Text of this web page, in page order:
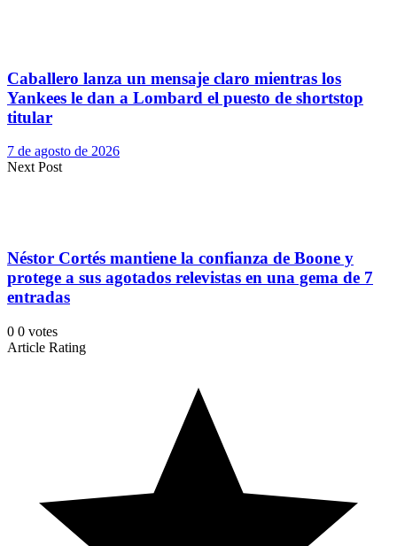
Caballero lanza un mensaje claro mientras los
Yankees le dan a Lombard el puesto de shortstop
titular
7 de agosto de 2026
Next Post
Néstor Cortés mantiene la confianza de Boone y
protege a sus agotados relevistas en una gema de 7
entradas
0 0 votes
Article Rating